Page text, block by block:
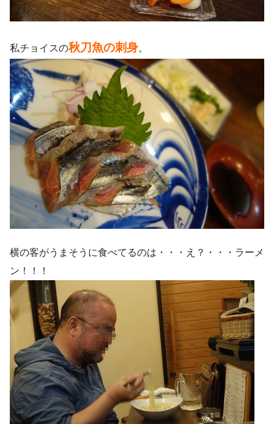
私チョイスの秋刀魚の刺身。
横の客がうまそうに食べてるのは・・・え？・・・ラーメ
ン！！！